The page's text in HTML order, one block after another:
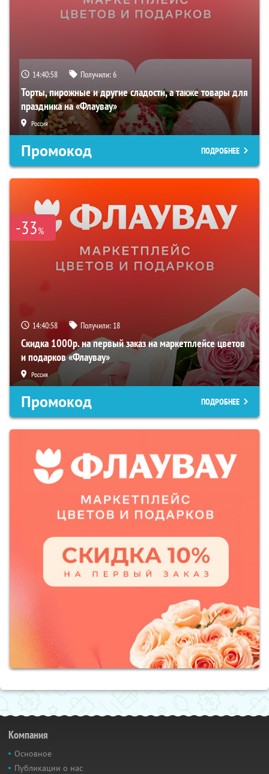
14:40:57 Получили:6
Торты, пирожные и другие сладости, а также товары для
праздника на «Флаувау»
Россия
Промокод ПОДРОБНЕЕ
-33%
14:40:57 Получили: 18
Скидка 1000р. на первый заказ на маркетплейсе цветов
и подарков «Флаувау»
Россия
Промокод ПОДРОБНЕЕ
Компания
Основное
Публикации о нас